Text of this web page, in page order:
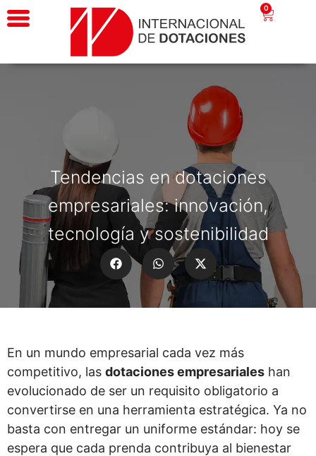
0
Tendencias en dotaciones
empresariales: innovación,
tecnología y sostenibilidad
En un mundo empresarial cada vez más
competitivo, las dotaciones empresariales han
evolucionado de ser un requisito obligatorio a
convertirse en una herramienta estratégica. Ya no
basta con entregar un uniforme estándar: hoy se
espera que cada prenda contribuya al bienestar